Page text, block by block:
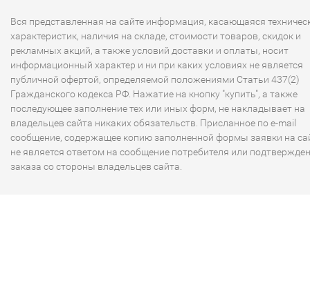
Вся представленная на сайте информация, касающаяся
характеристик, наличия на складе, стоимости товаров, скидок и
рекламных акций, а также условий доставки и оплаты, носит
информационный характер и ни при каких условиях не является
публичной офертой, определяемой положениями Статьи 437(2)
Гражданского кодекса РФ. Нажатие на кнопку "купить", а также
последующее заполнение тех или иных форм, не накладывает на
владельцев сайта никаких обязательств. Присланное по e-mail
сообщение, содержащее копию заполненной формы заявки на
не является ответом на сообщение потребителя или
заказа со стороны владельцев сайта.